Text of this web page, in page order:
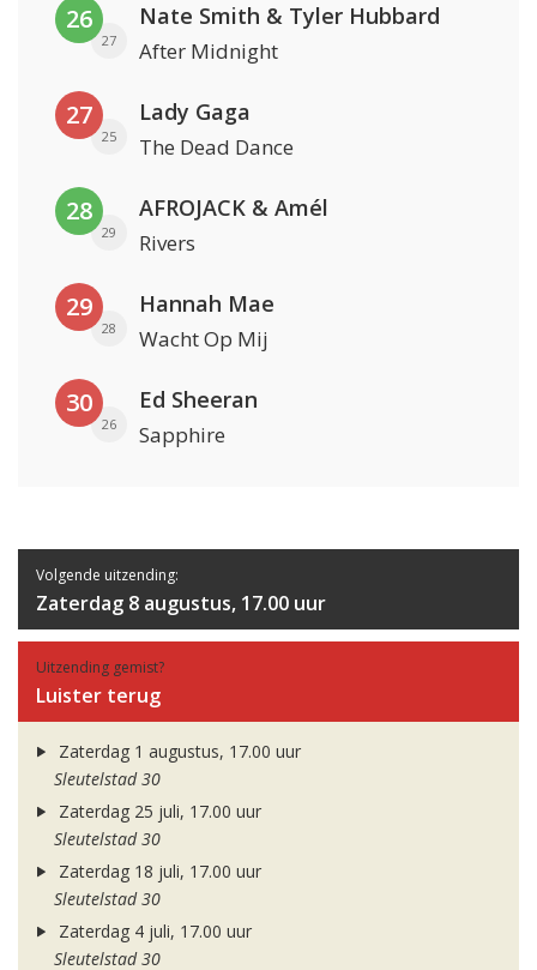
26
27
Nate Smith & Tyler Hubbard
After Midnight
27
25
Lady Gaga
The Dead Dance
28
29
AFROJACK & Amél
Rivers
29
28
Hannah Mae
Wacht Op Mij
30
26
Ed Sheeran
Sapphire
Volgende uitzending:
Zaterdag 8 augustus, 17.00 uur
Uitzending gemist?
Luister terug
Zaterdag 1 augustus, 17.00 uur
Sleutelstad 30
Zaterdag 25 juli, 17.00 uur
Sleutelstad 30
Zaterdag 18 juli, 17.00 uur
Sleutelstad 30
Zaterdag 4 juli, 17.00 uur
Sleutelstad 30